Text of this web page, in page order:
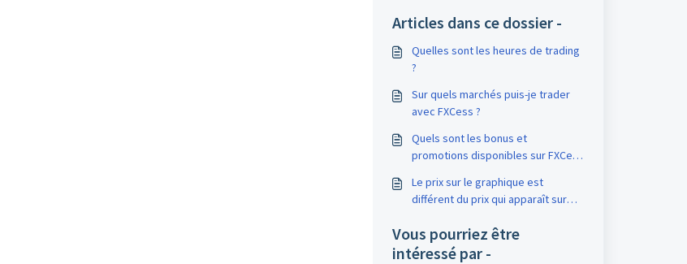
Articles dans ce dossier -
Quelles sont les heures de trading
?
Sur quels marchés puis-je trader
avec FXCess ?
Quels sont les bonus et
promotions disponibles sur FXCess
Le prix sur le graphique est
différent du prix qui apparaît sur
Vous pourriez être
intéressé par -